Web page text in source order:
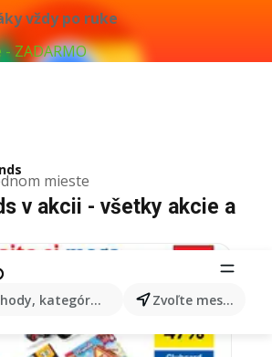
vždy po ruke
ZADARMO
mieste
kategórie, produkty... Zvoľte mesto
v akcii - všetky akcie a